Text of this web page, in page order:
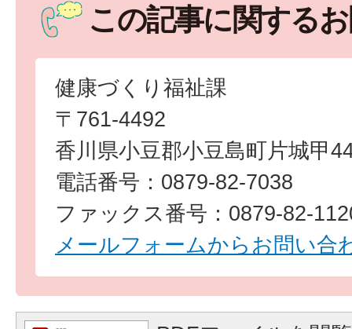
この記事に関する
健康づくり福祉課
〒761-4492
香川県小豆郡小豆島町片城甲
電話番号：0879-82-7038
ファックス番号：0879-82-
メールフォームからお問い合